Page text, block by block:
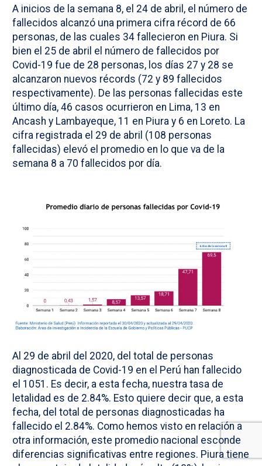
A inicios de la semana 8, el 24 de abril, el número de
fallecidos alcanzó una primera cifra récord de 66
personas, de las cuales 34 fallecieron en Piura. Si
bien el 25 de abril el número de fallecidos por
Covid-19 fue de 28 personas, los días 27 y 28 se
alcanzaron nuevos récords (72 y 89 fallecidos
respectivamente). De las personas fallecidas este
último día, 46 casos ocurrieron en Lima, 13 en
Ancash y Lambayeque, 11 en Piura y 6 en Loreto. La
cifra registrada el 29 de abril (108 personas
fallecidas) elevó el promedio en lo que va de la
semana 8 a 70 fallecidos por día.
Al 29 de abril del 2020, del total de personas
diagnosticada de Covid-19 en el Perú han fallecido
el 1051. Es decir, a esta fecha, nuestra tasa de
letalidad es de 2.84%. Esto quiere decir que, a esta
fecha, del total de personas diagnosticadas ha
fallecido el 2.84%. Como hemos visto en relación a
otra información, este promedio nacional esconde
diferencias significativas entre regiones. Piura tiene